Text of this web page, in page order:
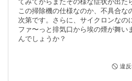
この掃除機の仕様なのか、不具合な
次第です。さらに、サイクロンなの
ファ〜っと排気口から埃の煙が舞い
んでしょうか？
違